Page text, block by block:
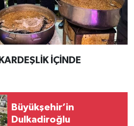
İÇİNDE
Büyükşehir’in
Dulkadiroğlu